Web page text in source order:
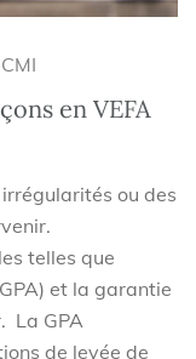
en VEFA
ou des
telles que
et la garantie
La GPA
de levée de